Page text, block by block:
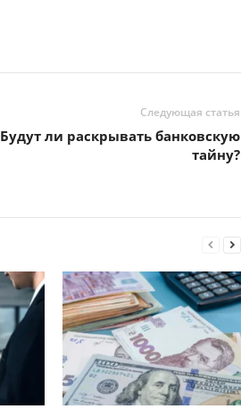
Следующая статья
Будут ли раскрывать банковскую
тайну?